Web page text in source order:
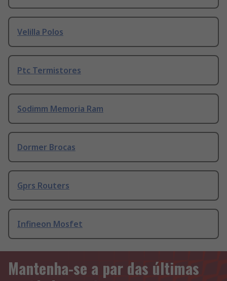
Velilla Polos
Ptc Termistores
Sodimm Memoria Ram
Dormer Brocas
Gprs Routers
Infineon Mosfet
Mantenha-se a par das últimas